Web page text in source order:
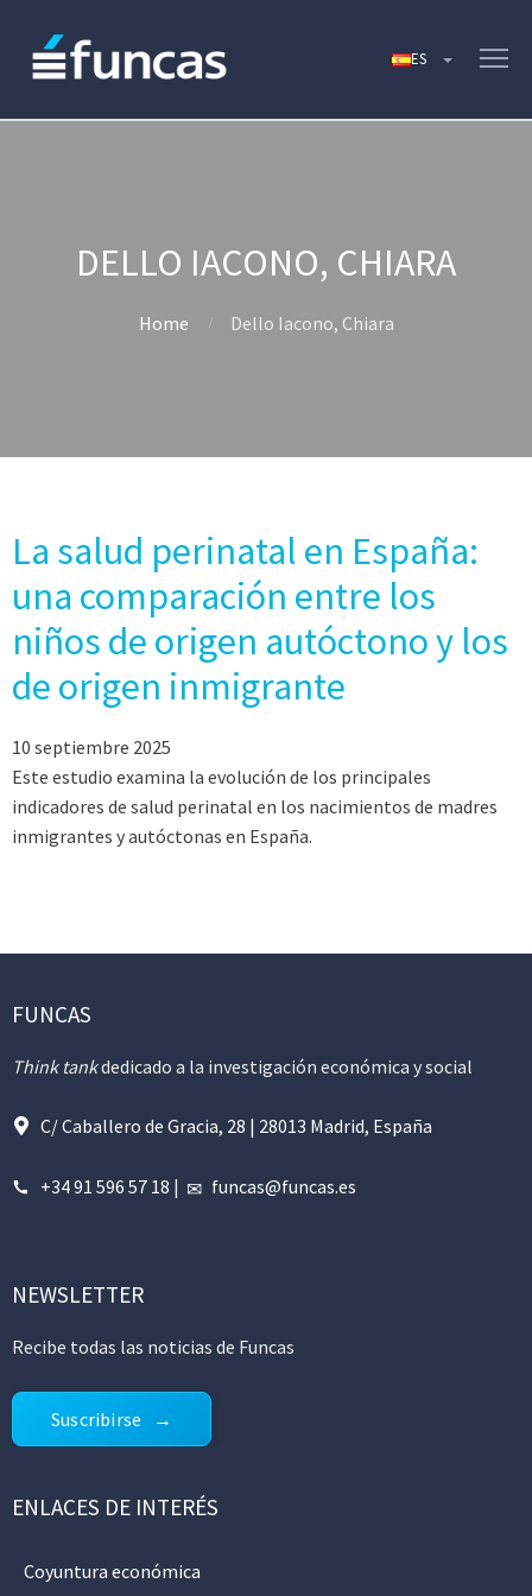
DELLO IACONO, CHIARA
Home Dello Iacono, Chiara
La salud perinatal en España:
una comparación entre los
niños de origen autóctono y los
de origen inmigrante
10 septiembre 2025
Este estudio examina la evolución de los principales
indicadores de salud perinatal en los nacimientos de madres
inmigrantes y autóctonas en España.
FUNCAS
Think tankdedicado a la investigación económica y social
C/ Caballero de Gracia, 28 | 28013 Madrid, España
+34 91 596 57 18 | funcas@funcas.es
NEWSLETTER
Recibe todas las noticias de Funcas
Suscribirse
ENLACES DE INTERÉS
Coyuntura económica